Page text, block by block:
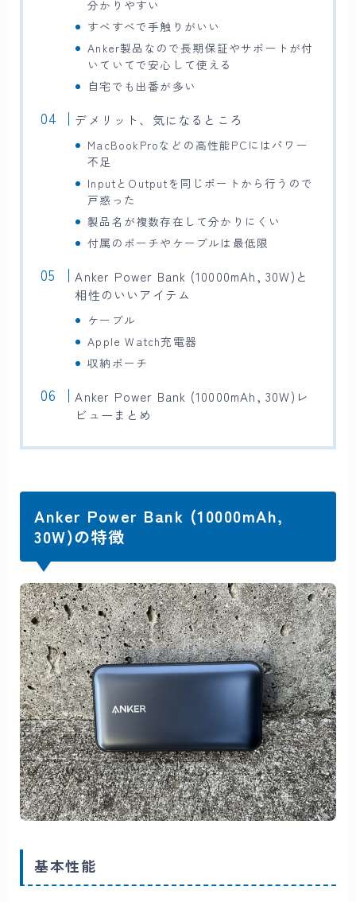
分かりやすい
すべすべで手触りがいい
Anker製品なので長期保証やサポートが付
いていてで安心して使える
自宅でも出番が多い
デメリット、気になるところ
MacBookProなどの高性能PCにはパワー
不足
InputとOutputを同じポートから行うので
戸惑った
製品名が複数存在して分かりにくい
付属のポーチやケーブルは最低限
Anker Power Bank (10000mAh, 30W)と
相性のいいアイテム
ケーブル
Apple Watch充電器
収納ポーチ
Anker Power Bank (10000mAh, 30W)レ
ビューまとめ
Anker Power Bank (10000mAh,
30W)の特徴
基本性能